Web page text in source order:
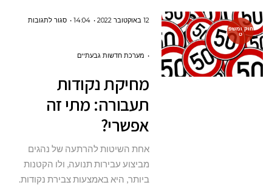
חוק ומשפ
ט
12 באוקטובר 2022 14:04 סגור לתגובותעל
מערכת חדשות גבעתיים
מחיקת נקודות
תעבורה: מתי זה
אפשרי?
אחת השיטות להרתעה של נהגים
מביצוע עבירות תנועה, ולו הקטנות
ביותר, היא באמצעות צבירת נקודות.